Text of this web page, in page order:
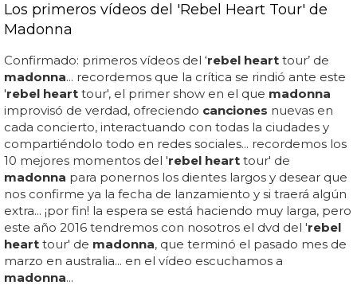
Los primeros vídeos del 'Rebel Heart Tour' de
Madonna
Confirmado: primeros vídeos del ‘rebel heart tour’ de
madonna... recordemos que la crítica se rindió ante este
'rebel heart tour', el primer show en el que madonna
improvisó de verdad, ofreciendo canciones nuevas en
cada concierto, interactuando con todas la ciudades y
compartiéndolo todo en redes sociales... recordemos los
10 mejores momentos del 'rebel heart tour' de
madonna para ponernos los dientes largos y desear que
nos confirme ya la fecha de lanzamiento y si traerá algún
extra... ¡por fin! la espera se está haciendo muy larga, pero
este año 2016 tendremos con nosotros el dvd del 'rebel
heart tour' de madonna, que terminó el pasado mes de
marzo en australia... en el vídeo escuchamos a
madonna...